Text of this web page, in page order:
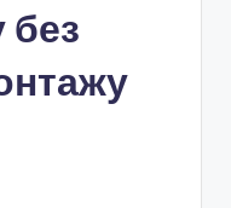
без